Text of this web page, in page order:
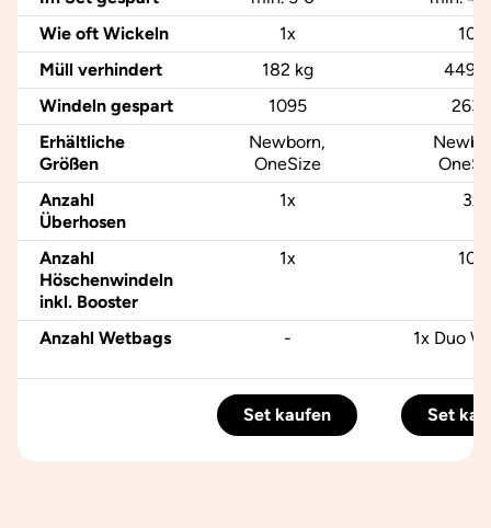
Wie oft Wickeln
1x
10x
Müll verhindert
182 kg
449
Windeln gespart
1095
2639
Erhältliche
Größen
Newborn,
OneSize
Anzahl
Überhosen
1x 3x
Anzahl
Höschenwindeln
inkl. Booster
1x 10x
Anzahl Wetbags - 1x Duo
Set kaufen Set